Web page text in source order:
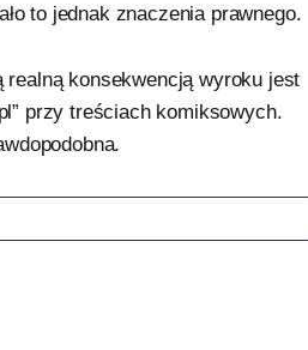
to jednak znaczenia prawnego.
realną konsekwencją wyroku jest
przy treściach komiksowych.